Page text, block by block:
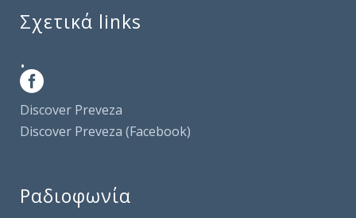
Σχετικά links
.
Discover Preveza
Discover Preveza (Facebook)
Ραδιοφωνία